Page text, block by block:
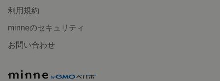
利用規約
minneのセキュリティ
お問い合わせ